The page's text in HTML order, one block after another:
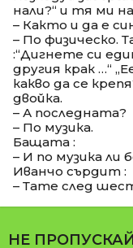
нали?“ и тя ми
– Както и да е
– По физическо.
:“Дигнете си
другия крак …“
какво да се
двойка.
– А последната?
– По музика.
Бащата :
– И по музика ли
Иванчо сърдит :
– Тате след
НЕ